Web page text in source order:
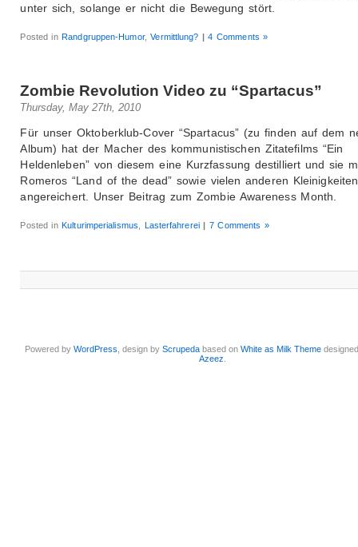
unter sich, solange er nicht die Bewegung stört.
Posted inRandgruppen-Humor,Vermittlung? | 4 Comments »
Zombie Revolution Video zu “Spartacus”
Thursday, May 27th, 2010
Für unser Oktoberklub-Cover “Spartacus” (zu finden auf dem
Album) hat der Macher des kommunistischen Zitatefilms “Ein
Heldenleben” von diesem eine Kurzfassung destilliert und sie
Romeros “Land of the dead” sowie vielen anderen Kleinigkeiten
angereichert. Unser Beitrag zum Zombie Awareness Month.
Posted inKulturimperialismus Lasterfahrerei | 7 Comments »
Powered byWordPress , design byScrupeda based onWhite as Milk Theme
Azeez